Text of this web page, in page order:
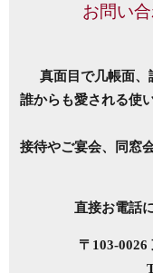
お問い
真面目で几帳面、
誰からも愛される使
接待やご宴会、同窓
直接お電話
〒103-0026